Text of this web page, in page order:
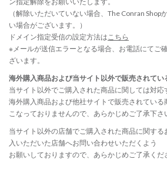
（解除いただいていない場合、The Conran Shop
い場合がございます。）
ドメイン指定受信の設定方法はこちら
※メールが送信エラーとなる場合、お電話にてご
ざいます。
海外購入商品および当サイト以外で販売されてい
当サイト以外でご購入された商品に関しては対応
海外購入商品および他社サイトで販売されている
こなっておりませんので、あらかじめご了承下さ
当サイト以外の店舗でご購入された商品に関す
入いただいた店舗へお問い合わせいただくよう
お願いしておりますので、あらかじめご了承くだ